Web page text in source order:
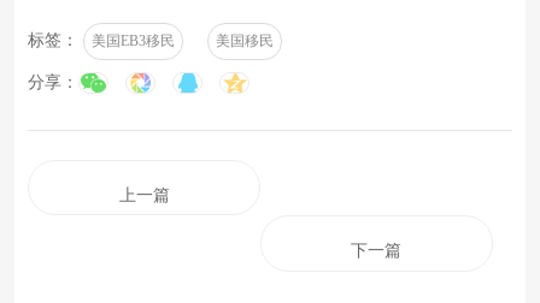
标签： 美国EB3移民 美国移民
分享：
上一篇
下一篇